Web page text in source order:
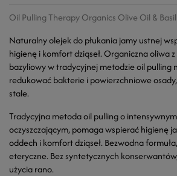
Oil Pulling Therapy Organics Olive Oil & Basil
Naturalny olejek do płukania jamy ustnej
higienę i komfort dziąseł. Organiczna oliwa
bazyliowy w tradycyjnej metodzie oil pulling
redukować bakterie i powierzchniowe
stale.
Tradycyjna metoda oil pulling o intensywnym
oczyszczającym, pomaga wspierać higienę
oddech i komfort dziąseł. Bezwodna
eteryczne. Bez syntetycznych
użycia rano.